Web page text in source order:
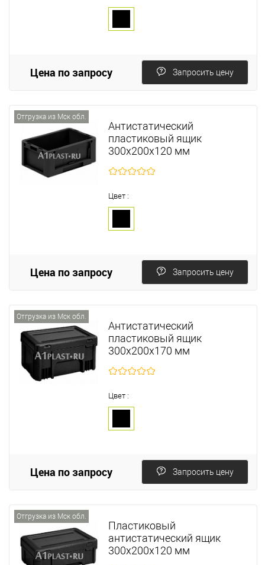
Цена по запросу Запросить цену
Отгрузка из Мск обл.
Антистатический
пластиковый ящик
300х200х120 мм
Цвет :
Цена по запросу Запросить цену
Отгрузка из Мск обл.
Антистатический
пластиковый ящик
300х200х170 мм
Цвет :
Цена по запросу Запросить цену
Отгрузка из Мск обл.
Пластиковый
антистатический ящик
300х200х120 мм